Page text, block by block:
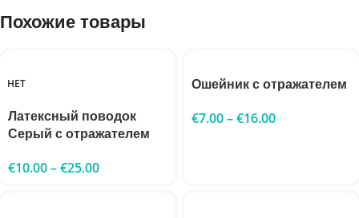
Похожие товары
НЕТ
Латексный поводок
Серый с отражателем
€10.00–€25.00
Ошейник с отражателем
€7.00–€16.00